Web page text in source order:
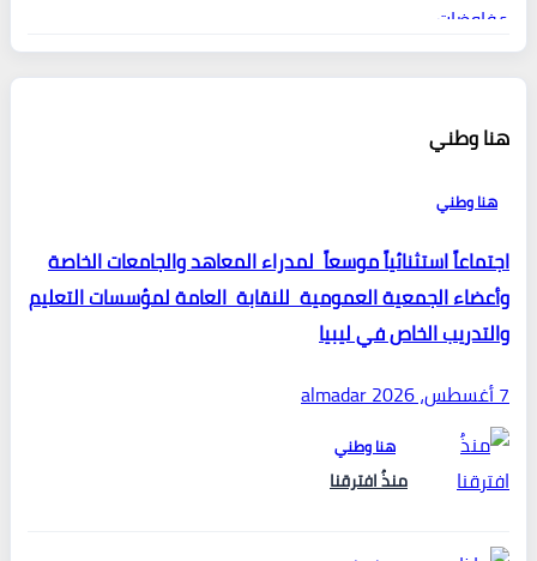
هنا وطني
هنا وطني
اجتماعاً استثنائياً موسعاً لمدراء المعاهد والجامعات الخاصة
وأعضاء الجمعية العمومية للنقابة العامة لمؤسسات التعليم
والتدريب الخاص في ليبيا
7 أغسطس، 2026
almadar
هنا وطني
منذُ افترقنا